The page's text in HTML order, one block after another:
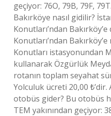
geçiyor: 76O, 79B, 79F,
Bakırköye nasıl gidilir?
Konutları’ndan
Konutları’ndan
Konutları istasyonundan
kullanarak Özgürlük
rotanın toplam seyahat
Yolculuk ücreti 20,00
otobüs gider? Bu otobüs
TEM yakınından geçiyor: